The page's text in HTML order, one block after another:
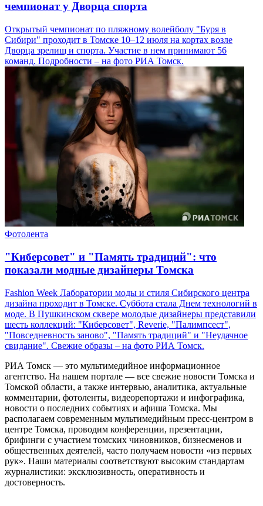
чемпионат у Дворца спорта
Открытый чемпионат по пляжному волейболу "Буря в
Сибири" проходит в Томске 10–12 июля на кортах возле
Дворца зрелищ и спорта. Участие в нем принимают 56
команд. Подробности – на фото РИА Томск.
Фотолента
"Киберсовет" и "Память традиций": что
показали модные дизайнеры Томска
Fashion Week Лаборатории моды и стиля Сибирского центра
дизайна проходит в Томске. Суббота стала Днем технологий в
моде. В Пушкинском сквере молодые дизайнеры представили
шесть коллекций: "Киберсовет", Reverie, "Палимпсест",
"Повседневность заново", "Память традиций" и "Неудачное
свидание". Свежие образы – на фото РИА Томск.
РИА Томск — это мультимедийное информационное
агентство. На нашем портале — все свежие новости Томска и
Томской области, а также интервью, аналитика, актуальные
комментарии, фотоленты, видеорепортажи и инфографика,
новости о последних событиях и афиша Томска. Мы
располагаем современным мультимедийным пресс-центром в
центре Томска, проводим конференции, презентации,
брифинги с участием томских чиновников, бизнесменов и
общественных деятелей, часто получаем новости «из первых
рук». Наши материалы соответствуют высоким стандартам
журналистики: эксклюзивность, оперативность и
достоверность.